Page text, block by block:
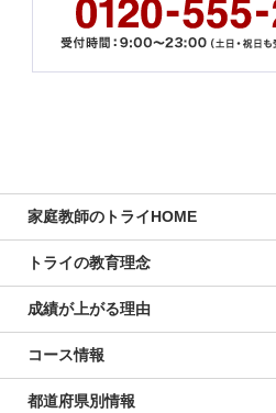
家庭教師のトライHOME
トライの教育理念
成績が上がる理由
コース情報
都道府県別情報